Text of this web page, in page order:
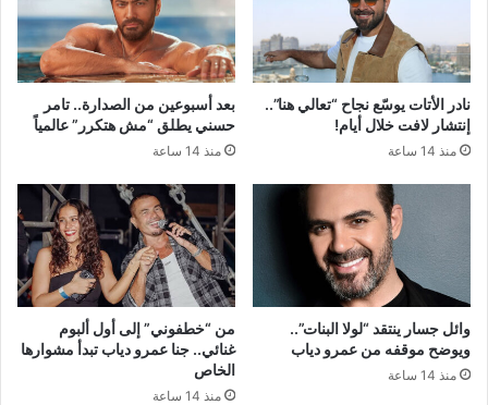
نادر الأتات يوسّع نجاح “تعالي هنا”..
إنتشار لافت خلال أيام!
منذ 14 ساعة
بعد أسبوعين من الصدارة.. تامر
حسني يطلق “مش هتكرر” عالمياً
منذ 14 ساعة
وائل جسار ينتقد “لولا البنات”..
ويوضح موقفه من عمرو دياب
منذ 14 ساعة
من “خطفوني” إلى أول ألبوم
غنائي.. جنا عمرو دياب تبدأ مشوارها
الخاص
منذ 14 ساعة